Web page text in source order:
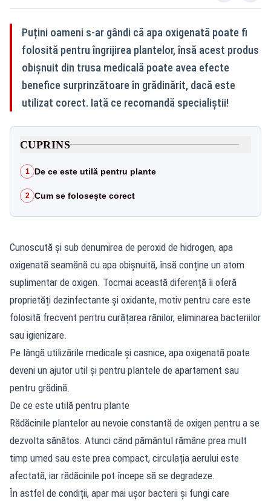
Puțini oameni s-ar gândi că apa oxigenată poate fi
folosită pentru îngrijirea plantelor, însă acest produs
obișnuit din trusa medicală poate avea efecte
benefice surprinzătoare în grădinărit, dacă este
utilizat corect. Iată ce recomandă specialiștii!
CUPRINS
1 De ce este utilă pentru plante
2 Cum se folosește corect
Cunoscută și sub denumirea de peroxid de hidrogen, apa
oxigenată seamănă cu apa obișnuită, însă conține un atom
suplimentar de oxigen. Tocmai această diferență îi oferă
proprietăți dezinfectante și oxidante, motiv pentru care este
folosită frecvent pentru curățarea rănilor, eliminarea bacteriilor
sau igienizare.
Pe lângă utilizările medicale și casnice, apa oxigenată poate
deveni un ajutor util și pentru plantele de apartament sau
pentru grădină.
De ce este utilă pentru plante
Rădăcinile plantelor au nevoie constantă de oxigen pentru a se
dezvolta sănătos. Atunci când pământul rămâne prea mult
timp umed sau este prea compact, circulația aerului este
afectată, iar rădăcinile pot începe să se degradeze.
În astfel de condiții, apar mai ușor bacterii și fungi care